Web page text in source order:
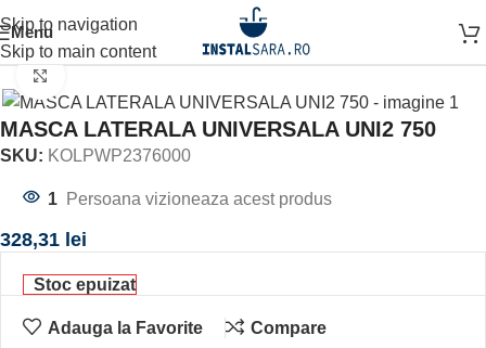
Skip to navigation
Skip to main content
Menu
OBIECTE SANITARE CAZI SI PARAVANE PANOU CADA
MASCA LATERALA UNIVERSALA UNI2 750
SKU: KOLPWP2376000
1 Persoana vizioneaza acest produs
328,31 lei
Stoc epuizat
Adauga la Favorite Compare